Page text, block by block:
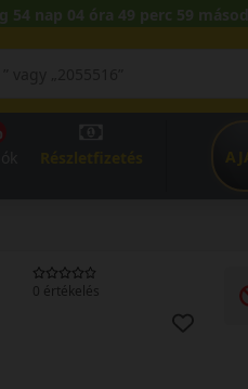
54 nap 04 óra 49 perc 58
0 értékelés